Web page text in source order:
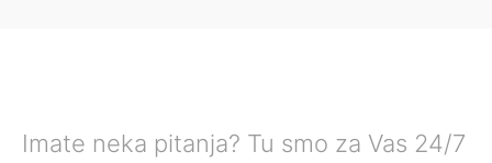
Imate neka pitanja? Tu smo za Vas 24/7